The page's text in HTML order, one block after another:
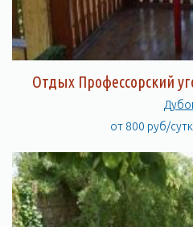
Отдых Профессорский
от 800 руб/